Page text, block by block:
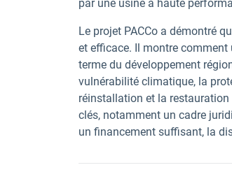
par une usine à haute
Le projet PACCo a démontré
et efficace. Il montre
terme du développement
vulnérabilité climatique, la
réinstallation et la
clés, notamment un cadre
un financement suffisant, la